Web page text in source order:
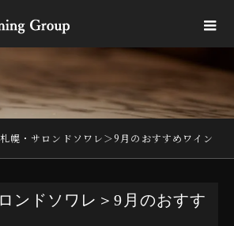
幌・サロンドソワレ＞9月のおすすめワイン
ンドソワレ＞9月のおすす